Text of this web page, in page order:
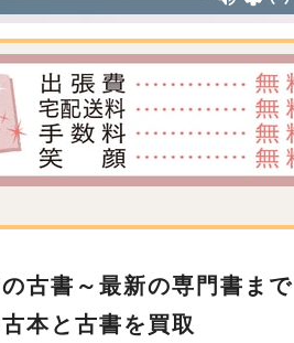
古書～最新の専門書まで
本と古書を買取